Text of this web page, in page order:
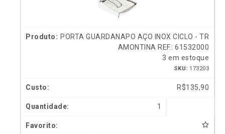
PORTA GUARDANAPO AÇO INOX CICLO - TR
AMONTINA REF.: 61532000
3 em estoque
SKU: 173203
R$135,90
1